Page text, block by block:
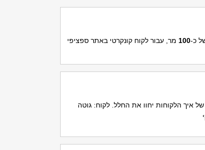
כ-100 מר, עבור לקוח קונקרטי באתר ספציפי
איך הלקוחות יחוו את החלל. לקוח: גוטה